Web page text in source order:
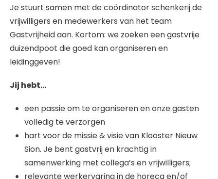
Je stuurt samen met de coördinator schenkerij de
vrijwilligers en medewerkers van het team
Gastvrijheid aan. Kortom: we zoeken een gastvrije
duizendpoot die goed kan organiseren en
leidinggeven!
Jij hebt…
een passie om te organiseren en onze gasten
volledig te verzorgen
hart voor de missie & visie van Klooster Nieuw
Sion. Je bent gastvrij en krachtig in
samenwerking met collega’s en vrijwilligers;
relevante werkervaring in de horeca en/of